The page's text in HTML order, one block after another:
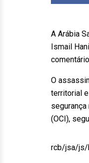
A Arábia
Ismail
O
territorial
(OCI),
rcb/jsa/